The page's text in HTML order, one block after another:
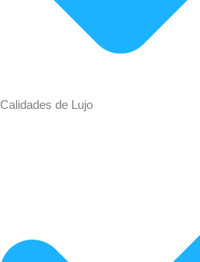
Calidades de Lujo